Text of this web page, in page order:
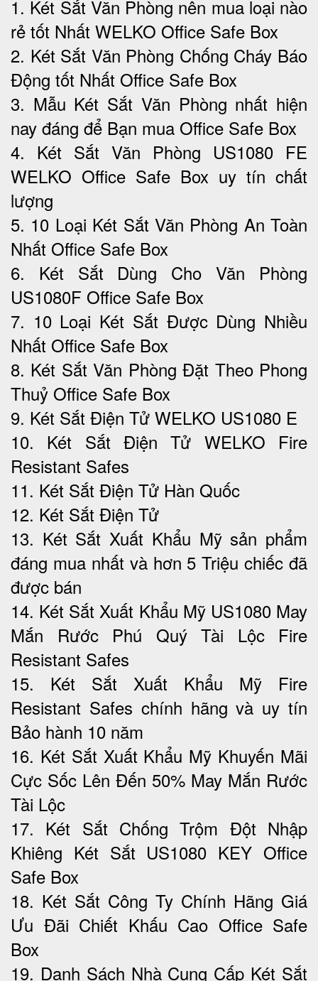
1. Két Sắt Văn Phòng nên mua loại nào
rẻ tốt Nhất WELKO Office Safe Box
2. Két Sắt Văn Phòng Chống Cháy Báo
Động tốt Nhất Office Safe Box
3. Mẫu Két Sắt Văn Phòng nhất hiện
nay đáng để Bạn mua Office Safe Box
4. Két Sắt Văn Phòng US1080 FE
WELKO Office Safe Box uy tín chất
lượng
5. 10 Loại Két Sắt Văn Phòng An Toàn
Nhất Office Safe Box
6. Két Sắt Dùng Cho Văn Phòng
US1080F Office Safe Box
7. 10 Loại Két Sắt Được Dùng Nhiều
Nhất Office Safe Box
8. Két Sắt Văn Phòng Đặt Theo Phong
Thuỷ Office Safe Box
9. Két Sắt Điện Tử WELKO US1080 E
10. Két Sắt Điện Tử WELKO Fire
Resistant Safes
11. Két Sắt Điện Tử Hàn Quốc
12. Két Sắt Điện Tử
13. Két Sắt Xuất Khẩu Mỹ sản phẩm
đáng mua nhất và hơn 5 Triệu chiếc đã
được bán
14. Két Sắt Xuất Khẩu Mỹ US1080 May
Mắn Rước Phú Quý Tài Lộc‎ Fire
Resistant Safes
15. Két Sắt Xuất Khẩu Mỹ Fire
Resistant Safes chính hãng và uy tín
Bảo hành 10 năm
16. Két Sắt Xuất Khẩu Mỹ Khuyến Mãi
Cực Sốc Lên Đến 50%‎ May Mắn Rước
Tài Lộc
17. Két Sắt Chống Trộm Đột Nhập
Khiêng Két Sắt US1080 KEY Office
Safe Box
18. Két Sắt Công Ty Chính Hãng Giá
Ưu Đãi Chiết Khấu Cao Office Safe
Box
19. Danh Sách Nhà Cung Cấp Két Sắt